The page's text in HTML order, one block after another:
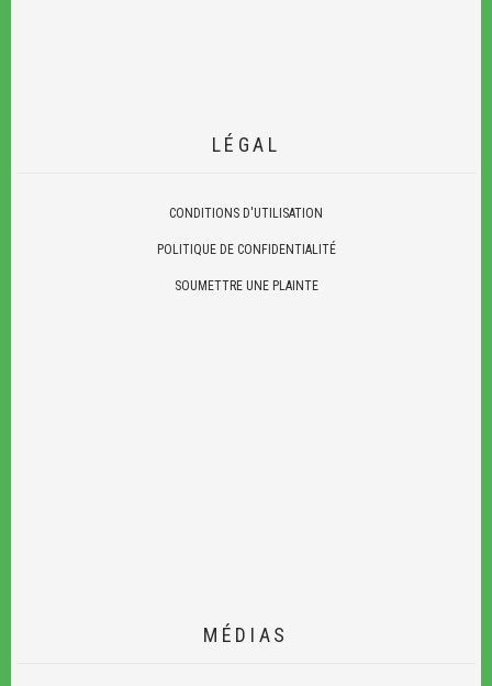
LÉGAL
CONDITIONS D'UTILISATION
POLITIQUE DE CONFIDENTIALITÉ
SOUMETTRE UNE PLAINTE
MÉDIAS